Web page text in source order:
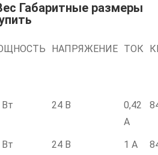
Габаритные размеры
НАПРЯЖЕНИЕ ТОК
Вт 24 В
0,42
А
24 В 1 А